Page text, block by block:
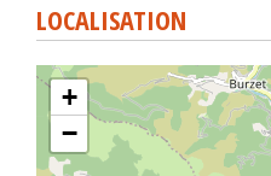
LOCALISATION
+
−